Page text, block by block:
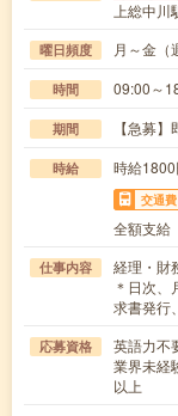
上総中
曜日頻度 月～金
時間 09:00～
期間 【急募
時給 時給
交通費
全額支給
仕事内容
経理・財
＊日次
求書発行
応募資格
英語力不
業界未経
以上